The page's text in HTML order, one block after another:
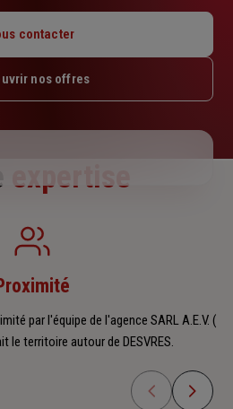
contacter
nos offres
expertise
par l'équipe de l'agence SARL A.E.V. (
le territoire autour de DESVRES.